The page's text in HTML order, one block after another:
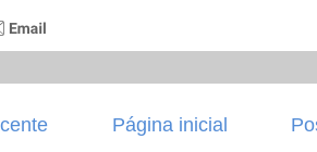
Página inicial